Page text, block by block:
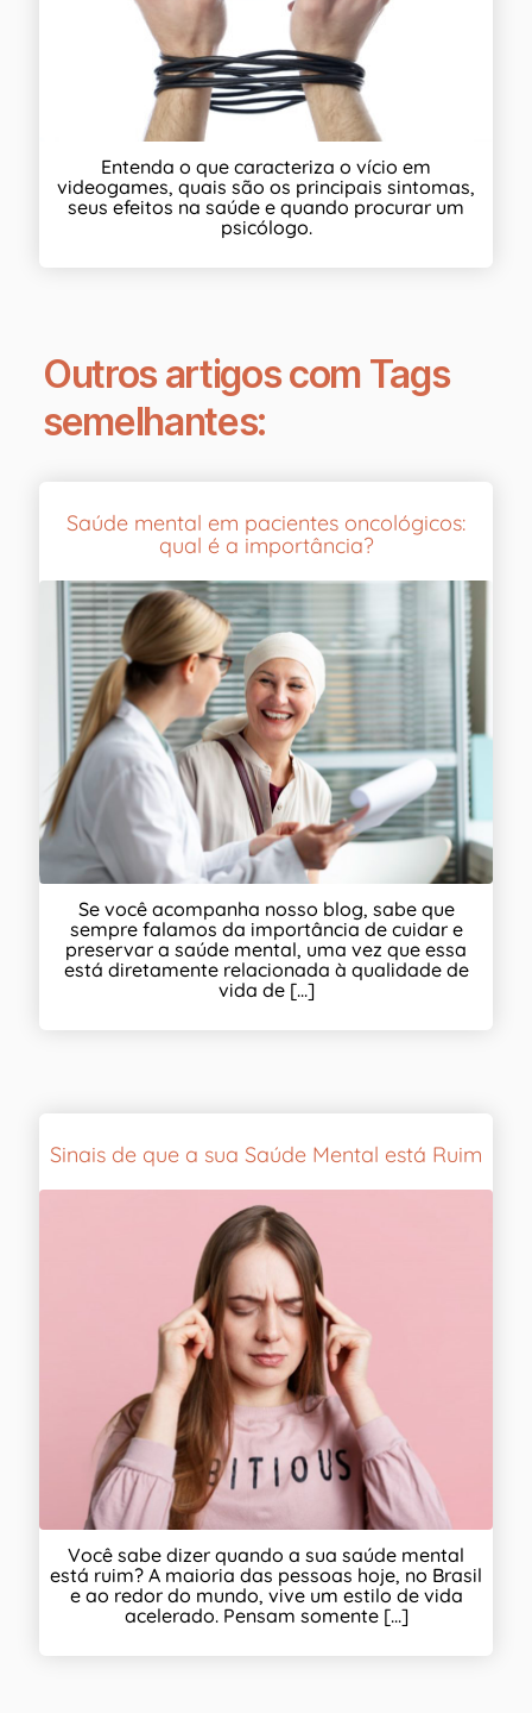
Entenda o que caracteriza o vício em
videogames, quais são os principais sintomas,
seus efeitos na saúde e quando procurar um
psicólogo.
Outros artigos com Tags
semelhantes:
Saúde mental em pacientes oncológicos:
qual é a importância?
Se você acompanha nosso blog, sabe que
sempre falamos da importância de cuidar e
preservar a saúde mental, uma vez que essa
está diretamente relacionada à qualidade de
vida de [...]
Sinais de que a sua Saúde Mental está Ruim
Você sabe dizer quando a sua saúde mental
está ruim? A maioria das pessoas hoje, no Brasil
e ao redor do mundo, vive um estilo de vida
acelerado. Pensam somente [...]